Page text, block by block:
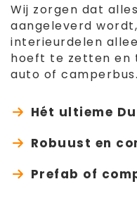
Wij zorgen dat
aangeleverd
interieurdelen
hoeft te zetten en
auto of camperbus.
Hét ultieme
Robuust en
Prefab of